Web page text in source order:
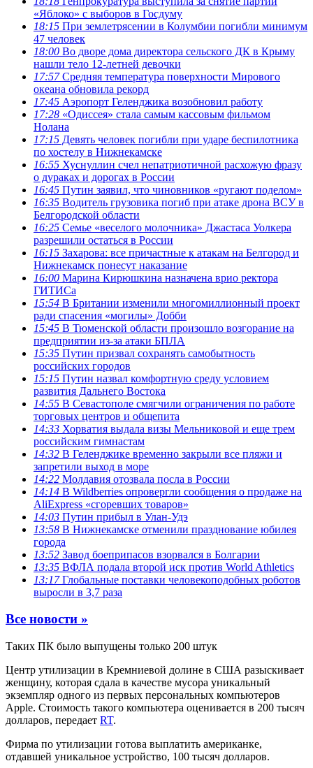
«Яблоко» с выборов в Госдуму
18:15 При землетрясении в Колумбии погибли минимум
47 человек
18:00 Во дворе дома директора сельского ДК в Крыму
нашли тело 12-летней девочки
17:57Средняя температура поверхности Мирового
океана обновила рекорд
17:45 Аэропорт Геленджика возобновил работу
17:28 «Одиссея» стала самым кассовым фильмом
Нолана
17:15 Девять человек погибли при ударе беспилотника
по хостелу в Нижнекамске
16:55 Хуснуллин счел непатриотичной расхожую фразу
о дураках и дорогах в России
16:45 Путин заявил, что чиновников «ругают поделом»
16:35 Водитель грузовика погиб при атаке дрона ВСУ в
Белгородской области
16:25 Семье «веселого молочника» Джастаса Уолкера
разрешили остаться в России
16:15 Захарова: все причастные к атакам на Белгород и
Нижнекамск понесут наказание
16:00 Марина Кирюшкина назначена врио ректора
ГИТИСа
15:54 В Британии изменили многомиллионный проект
ради спасения «могилы» Добби
15:45 В Тюменской области произошло возгорание на
предприятии из-за атаки БПЛА
15:35 Путин призвал сохранять самобытность
российских городов
15:15 Путин назвал комфортную среду условием
развития Дальнего Востока
14:55 В Севастополе смягчили ограничения по работе
торговых центров и общепита
14:33 Хорватия выдала визы Мельниковой и еще трем
российским гимнастам
14:32 В Геленджике временно закрыли все пляжи и
запретили выход в море
14:22 Молдавия отозвала посла в России
14:14 В Wildberries опровергли сообщения о продаже на
AliExpress «сгоревших товаров»
14:03 Путин прибыл в Улан-Удэ
13:58 В Нижнекамске отменили празднование юбилея
города
13:52 Завод боеприпасов взорвался в Болгарии
13:35 ВФЛА подала второй иск против World Athletics
13:17Глобальные поставки человекоподобных роботов
выросли в 3,7 раза
Все новости »
Таких ПК было выпущены только 200 штук
Центр утилизации в Кремниевой долине в США разыскивает
женщину, которая сдала в качестве мусора уникальный
экземпляр одного из первых персональных компьютеров
Apple. Стоимость такого компьютера оценивается в 200 тысяч
долларов, передает RT.
Фирма по утилизации готова выплатить американке,
отдавшей уникальное устройство, 100 тысяч долларов.